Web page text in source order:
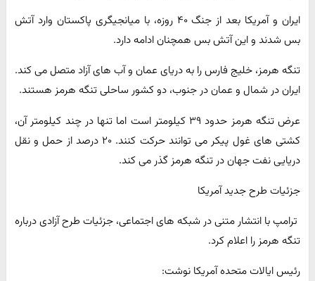
ایران و آمریکا بعد از جنگ ۴۰ روزه، با میانجیگری پاکستان وارد آتش
بس شدند و این آتش بس همچنان ادامه دارد.
تنگه هرمز، خلیج فارس را به دریای عمان و آب های آزاد متصل می کند.
ایران در شمال و عمان در جنوب، دو کشور ساحلی تنگه هرمز هستند.
عرض تنگه هرمز حدود ۳۹ کیلومتر است اما تنها در چند کیلومتر آن،
کشتی های غول پیکر می توانند حرکت کنند. ۲۰ درصد از حمل و نقل
دریایی نفت جهان در تنگه هرمز گذر می کند.
جزئیات طرح جدید آمریکا
ترامپ با انتشار متنی در شبکه های اجتماعی، جزئیات طرح آزادی درباره
تنگه هرمز را اعلام کرد.
رئیس ایالات متحده آمریکا نوشت: